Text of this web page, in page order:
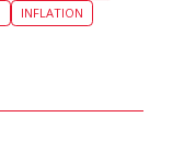
INFLATION